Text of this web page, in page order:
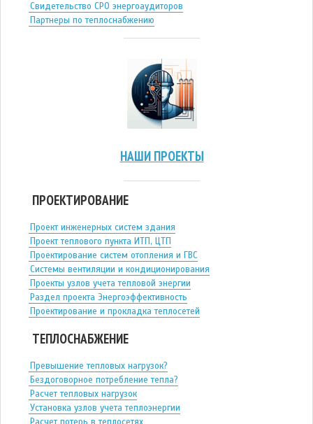
Свидетельство СРО энергоаудиторов
Партнеры по теплоснабжению
НАШИ ПРОЕКТЫ
ПРОЕКТИРОВАНИЕ
Проект инженерных систем здания
Проект теплового пункта ИТП, ЦТП
Проектирование систем отопления и ГВС
Системы вентиляции и кондиционирования
Проекты узлов учета тепловой энергии
Раздел проекта Энергоэффективность
Проектирование и прокладка теплосетей
ТЕПЛОСНАБЖЕНИЕ
Превышение тепловых нагрузок?
Бездоговорное потребление тепла?
Расчет тепловых нагрузок
Установка узлов учета теплоэнергии